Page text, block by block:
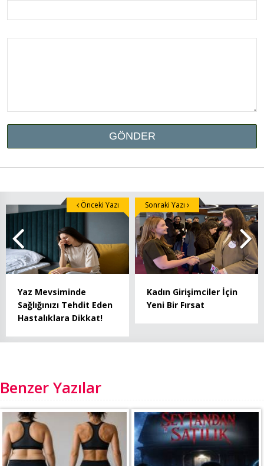
Yaz Mevsiminde
Sağlığınızı Tehdit Eden
Hastalıklara Dikkat!
Önceki Yazı
Kadın Girişimciler İçin
Yeni Bir Fırsat
Sonraki Yazı
Benzer Yazılar